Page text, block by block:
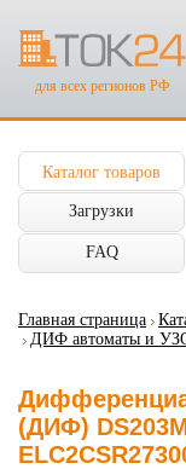
для всех регионов РФ
Каталог товаров
Загрузки
FAQ
Главная страница
ДИФ автоматы и
(ДИФ)